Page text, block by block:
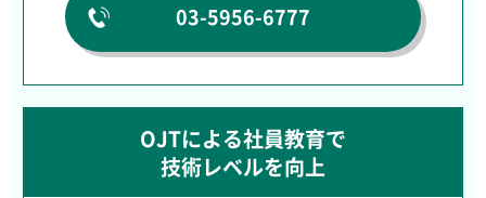
03-5956-6777
OJTによる社員教育で
技術レベルを向上